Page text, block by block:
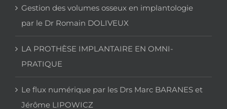
Gestion des volumes osseux en implantologie
par le Dr Romain DOLIVEUX
LA PROTHÈSE IMPLANTAIRE EN OMNI-
PRATIQUE
Le flux numérique par les Drs Marc BARANES et
Jérôme LIPOWICZ